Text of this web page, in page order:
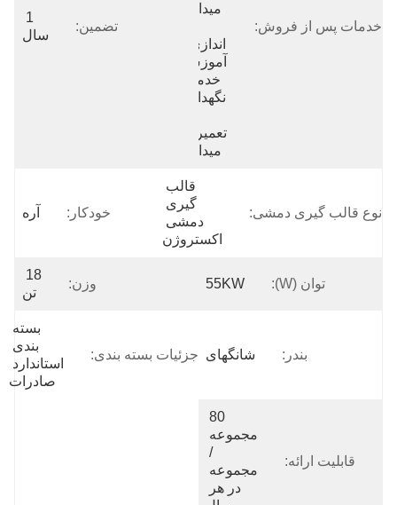
خدمات پس از فروش:
میدانی،
تضمین:
1
سال
نوع قالب گیری دمشی:
قالب
گیری
اکستروژن
خودکار: آره
توان (w): 55KW وزن:
18
تن
بندر: شانگهای جزئیات بسته بندی:
بسته
بندی
استاندارد
صادرات
قابلیت ارائه:
80
مجموعه
/
مجموعه
در هر